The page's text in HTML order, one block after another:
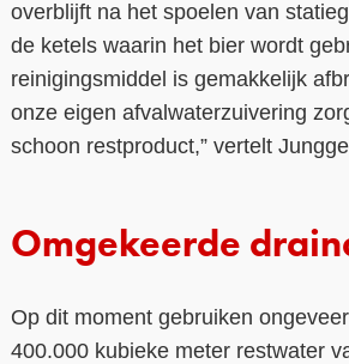
overblijft na het spoelen van
de ketels waarin het bier wordt
reinigingsmiddel is gemakkelijk
onze eigen afvalwaterzuivering
schoon restproduct,” vertelt
Omgekeerde
Op dit moment gebruiken
400.000 kubieke meter restwater